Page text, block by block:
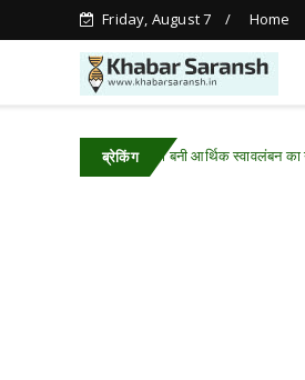
Friday, August 7 Home
ब्रेकिंग
आजीविका डबरी बनी आर्थिक स्वावलंबन का नया आधार